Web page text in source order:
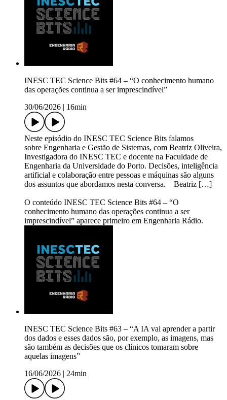
INESC TEC Science Bits #64 – “O conhecimento humano
das operações continua a ser imprescindível”
30/06/2026
16min
Neste episódio do INESC TEC Science Bits falamos
sobre Engenharia e Gestão de Sistemas, com Beatriz Oliveira,
Investigadora do INESC TEC e docente na Faculdade de
Engenharia da Universidade do Porto. Decisões, inteligência
artificial e colaboração entre pessoas e máquinas são alguns
dos assuntos que abordamos nesta conversa. Beatriz […]
O conteúdo INESC TEC Science Bits #64 – “O
conhecimento humano das operações continua a ser
imprescindível” aparece primeiro em Engenharia Rádio.
INESC TEC Science Bits #63 – “A IA vai aprender a partir
dos dados e esses dados são, por exemplo, as imagens, mas
são também as decisões que os clínicos tomaram sobre
aquelas imagens”
16/06/2026
24min